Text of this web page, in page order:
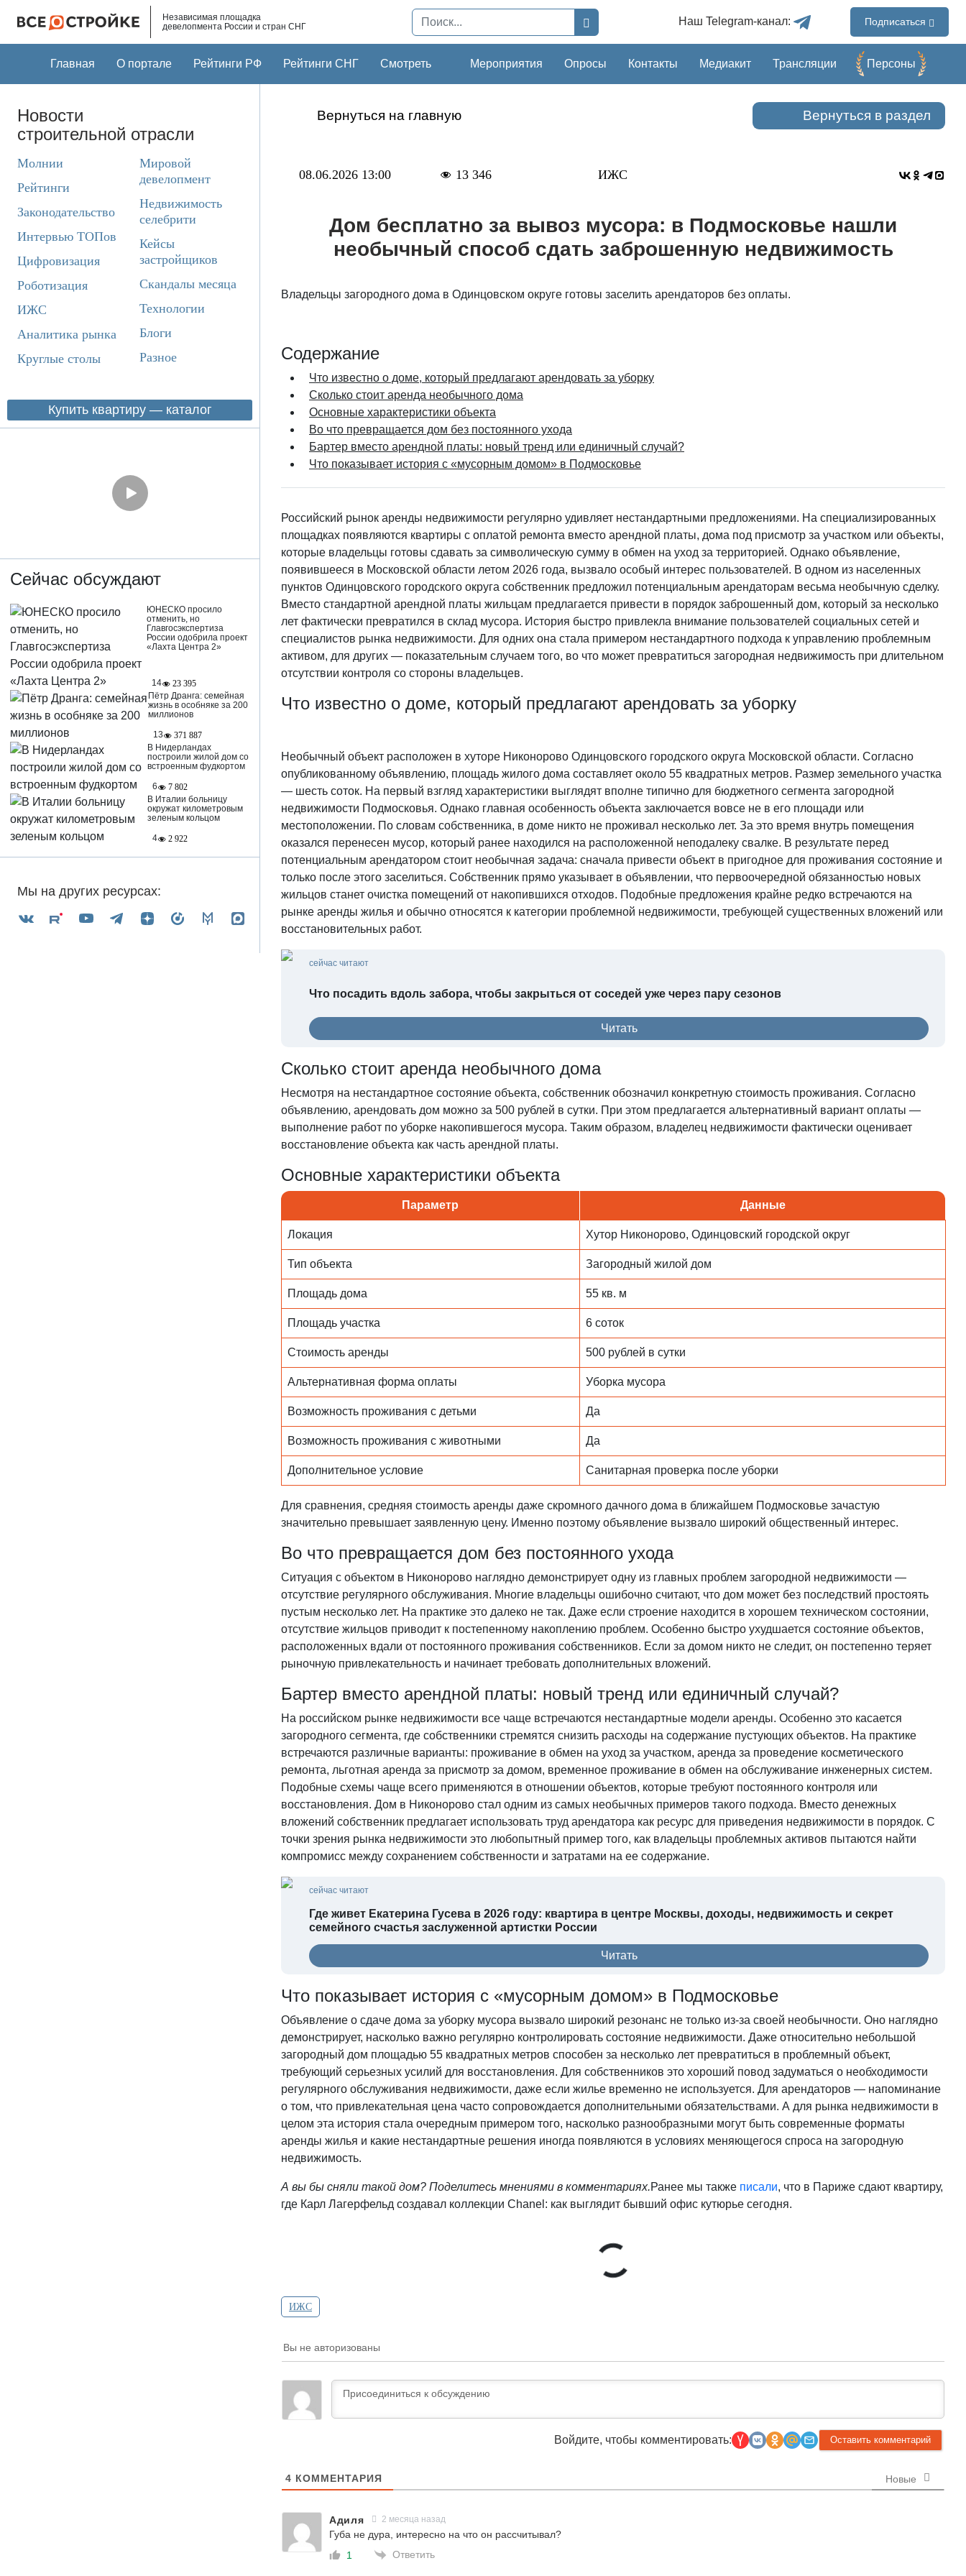
Независимая площадка
девелопмента России и стран СНГ
Наш Telegram-канал: Подписаться
Главная О портале Рейтинги РФ Рейтинги СНГ Смотреть Мероприятия Опросы Контакты Медиакит Трансляции Перcоны
Новости
строительной отрасли
Молнии
Рейтинги
Законодательство
Интервью ТОПов
Цифровизация
Роботизация
ИЖС
Аналитика рынка
Круглые столы
Мировой
девелопмент
Недвижимость
селебрити
Кейсы
застройщиков
Скандалы месяца
Технологии
Блоги
Разное
Купить квартиру — каталог
Сейчас обсуждают
ЮНЕСКО просило
отменить, но
Главгосэкспертиза
России одобрила проект
«Лахта Центра 2»
14
23 395
Пётр Дранга: семейная
жизнь в особняке за 200
миллионов
13
371 887
В Нидерландах
построили жилой дом со
встроенным фудкортом
6
7 802
В Италии больницу
окружат километровым
зеленым кольцом
4
2 922
Мы на других ресурсах:
Вернуться на главную Вернуться в раздел
08.06.2026 13:00 13 346 ИЖС
Дом бесплатно за вывоз мусора: в Подмосковье нашли
необычный способ сдать заброшенную недвижимость
Владельцы загородного дома в Одинцовском округе готовы заселить арендаторов без оплаты.
Содержание
Что известно о доме, который предлагают арендовать за уборку
Сколько стоит аренда необычного дома
Основные характеристики объекта
Во что превращается дом без постоянного ухода
Бартер вместо арендной платы: новый тренд или единичный случай?
Что показывает история с «мусорным домом» в Подмосковье
Российский рынок аренды недвижимости регулярно удивляет нестандартными предложениями. На специализированных
площадках появляются квартиры с оплатой ремонта вместо арендной платы, дома под присмотр за участком или объекты,
которые владельцы готовы сдавать за символическую сумму в обмен на уход за территорией. Однако объявление,
появившееся в Московской области летом 2026 года, вызвало особый интерес пользователей. В одном из населенных
пунктов Одинцовского городского округа собственник предложил потенциальным арендаторам весьма необычную сделку.
Вместо стандартной арендной платы жильцам предлагается привести в порядок заброшенный дом, который за несколько
лет фактически превратился в склад мусора. История быстро привлекла внимание пользователей социальных сетей и
специалистов рынка недвижимости. Для одних она стала примером нестандартного подхода к управлению проблемным
активом, для других — показательным случаем того, во что может превратиться загородная недвижимость при длительном
отсутствии контроля со стороны владельцев.
Что известно о доме, который предлагают арендовать за уборку
Необычный объект расположен в хуторе Никонорово Одинцовского городского округа Московской области. Согласно
опубликованному объявлению, площадь жилого дома составляет около 55 квадратных метров. Размер земельного участка
— шесть соток. На первый взгляд характеристики выглядят вполне типично для бюджетного сегмента загородной
недвижимости Подмосковья. Однако главная особенность объекта заключается вовсе не в его площади или
местоположении. По словам собственника, в доме никто не проживал несколько лет. За это время внутрь помещения
оказался перенесен мусор, который ранее находился на расположенной неподалеку свалке. В результате перед
потенциальным арендатором стоит необычная задача: сначала привести объект в пригодное для проживания состояние и
только после этого заселиться. Собственник прямо указывает в объявлении, что первоочередной обязанностью новых
жильцов станет очистка помещений от накопившихся отходов. Подобные предложения крайне редко встречаются на
рынке аренды жилья и обычно относятся к категории проблемной недвижимости, требующей существенных вложений или
восстановительных работ.
сейчас читают
Что посадить вдоль забора, чтобы закрыться от соседей уже через пару сезонов
Читать
Сколько стоит аренда необычного дома
Несмотря на нестандартное состояние объекта, собственник обозначил конкретную стоимость проживания. Согласно
объявлению, арендовать дом можно за 500 рублей в сутки. При этом предлагается альтернативный вариант оплаты —
выполнение работ по уборке накопившегося мусора. Таким образом, владелец недвижимости фактически оценивает
восстановление объекта как часть арендной платы.
Основные характеристики объекта
Параметр Данные
Локация Хутор Никонорово, Одинцовский городской округ
Тип объекта Загородный жилой дом
Площадь дома 55 кв. м
Площадь участка 6 соток
Стоимость аренды 500 рублей в сутки
Альтернативная форма оплаты Уборка мусора
Возможность проживания с детьми Да
Возможность проживания с животными Да
Дополнительное условие Санитарная проверка после уборки
Для сравнения, средняя стоимость аренды даже скромного дачного дома в ближайшем Подмосковье зачастую
значительно превышает заявленную цену. Именно поэтому объявление вызвало широкий общественный интерес.
Во что превращается дом без постоянного ухода
Ситуация с объектом в Никонорово наглядно демонстрирует одну из главных проблем загородной недвижимости —
отсутствие регулярного обслуживания. Многие владельцы ошибочно считают, что дом может без последствий простоять
пустым несколько лет. На практике это далеко не так. Даже если строение находится в хорошем техническом состоянии,
отсутствие жильцов приводит к постепенному накоплению проблем. Особенно быстро ухудшается состояние объектов,
расположенных вдали от постоянного проживания собственников. Если за домом никто не следит, он постепенно теряет
рыночную привлекательность и начинает требовать дополнительных вложений.
Бартер вместо арендной платы: новый тренд или единичный случай?
На российском рынке недвижимости все чаще встречаются нестандартные модели аренды. Особенно это касается
загородного сегмента, где собственники стремятся снизить расходы на содержание пустующих объектов. На практике
встречаются различные варианты: проживание в обмен на уход за участком, аренда за проведение косметического
ремонта, льготная аренда за присмотр за домом, временное проживание в обмен на обслуживание инженерных систем.
Подобные схемы чаще всего применяются в отношении объектов, которые требуют постоянного контроля или
восстановления. Дом в Никонорово стал одним из самых необычных примеров такого подхода. Вместо денежных
вложений собственник предлагает использовать труд арендатора как ресурс для приведения недвижимости в порядок. С
точки зрения рынка недвижимости это любопытный пример того, как владельцы проблемных активов пытаются найти
компромисс между сохранением собственности и затратами на ее содержание.
сейчас читают
Где живет Екатерина Гусева в 2026 году: квартира в центре Москвы, доходы, недвижимость и секрет
семейного счастья заслуженной артистки России
Читать
Что показывает история с «мусорным домом» в Подмосковье
Объявление о сдаче дома за уборку мусора вызвало широкий резонанс не только из-за своей необычности. Оно наглядно
демонстрирует, насколько важно регулярно контролировать состояние недвижимости. Даже относительно небольшой
загородный дом площадью 55 квадратных метров способен за несколько лет превратиться в проблемный объект,
требующий серьезных усилий для восстановления. Для собственников это хороший повод задуматься о необходимости
регулярного обслуживания недвижимости, даже если жилье временно не используется. Для арендаторов — напоминание
о том, что привлекательная цена часто сопровождается дополнительными обязательствами. А для рынка недвижимости в
целом эта история стала очередным примером того, насколько разнообразными могут быть современные форматы
аренды жилья и какие нестандартные решения иногда появляются в условиях меняющегося спроса на загородную
недвижимость.
А вы бы сняли такой дом? Поделитесь мнениями в комментариях.Ранее мы также писали, что в Париже сдают квартиру,
где Карл Лагерфельд создавал коллекции Chanel: как выглядит бывший офис кутюрье сегодня.
ИЖС
Вы не авторизованы
Войдите, чтобы комментировать:
4 КОММЕНТАРИЯ Новые
Адиля 2 месяца назад
Губа не дура, интересно на что он рассчитывал?
1
Ответить